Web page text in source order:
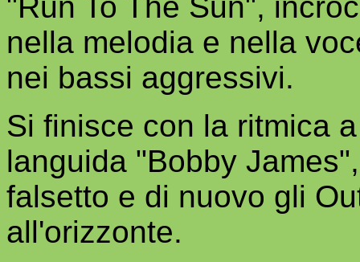
nella melodia e nella
nei bassi aggressivi.
Si finisce con la ritmica
languida "Bobby
falsetto e di nuovo gli
all'orizzonte.